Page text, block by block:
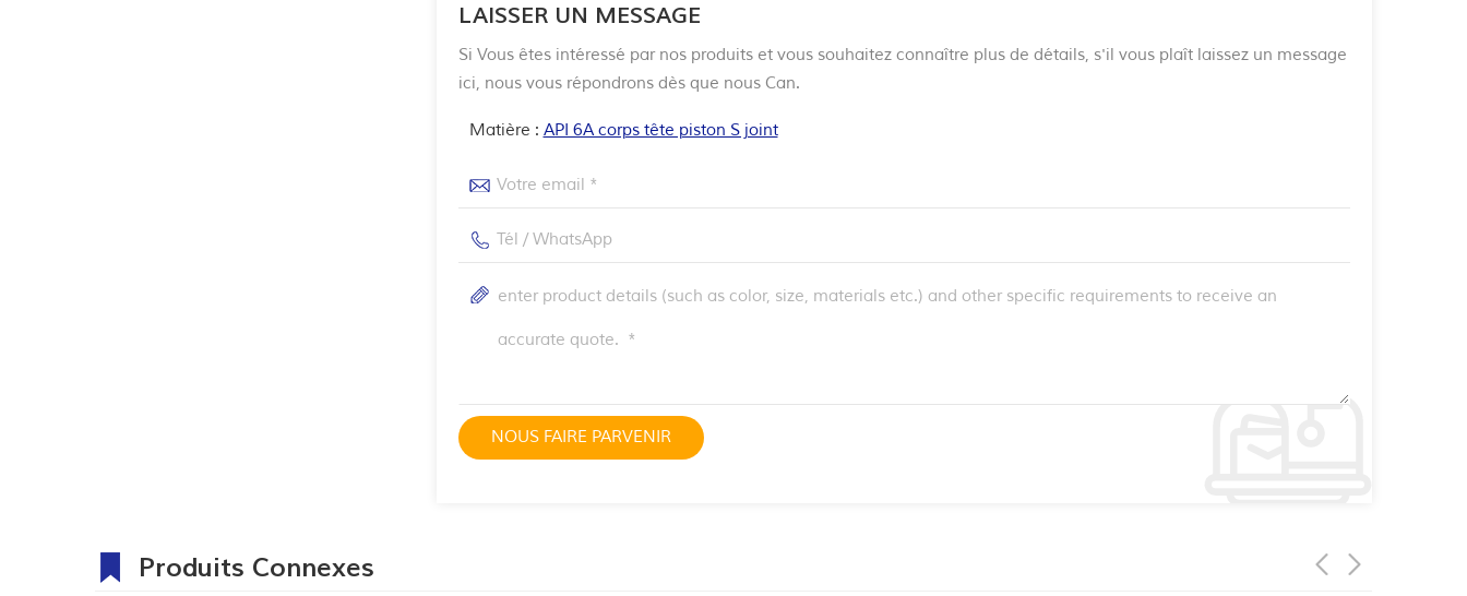
LAISSER UN MESSAGE
Si Vous êtes intéressé par nos produits et vous souhaitez connaître plus de détails, s'il vous plaît laissez un message
ici, nous vous répondrons dès que nous Can.
Matière : API 6A corps tête piston S joint
Produits Connexes